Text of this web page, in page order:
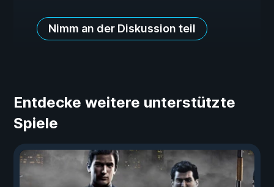
Nimm an der Diskussion teil
Entdecke weitere unterstützte
Spiele